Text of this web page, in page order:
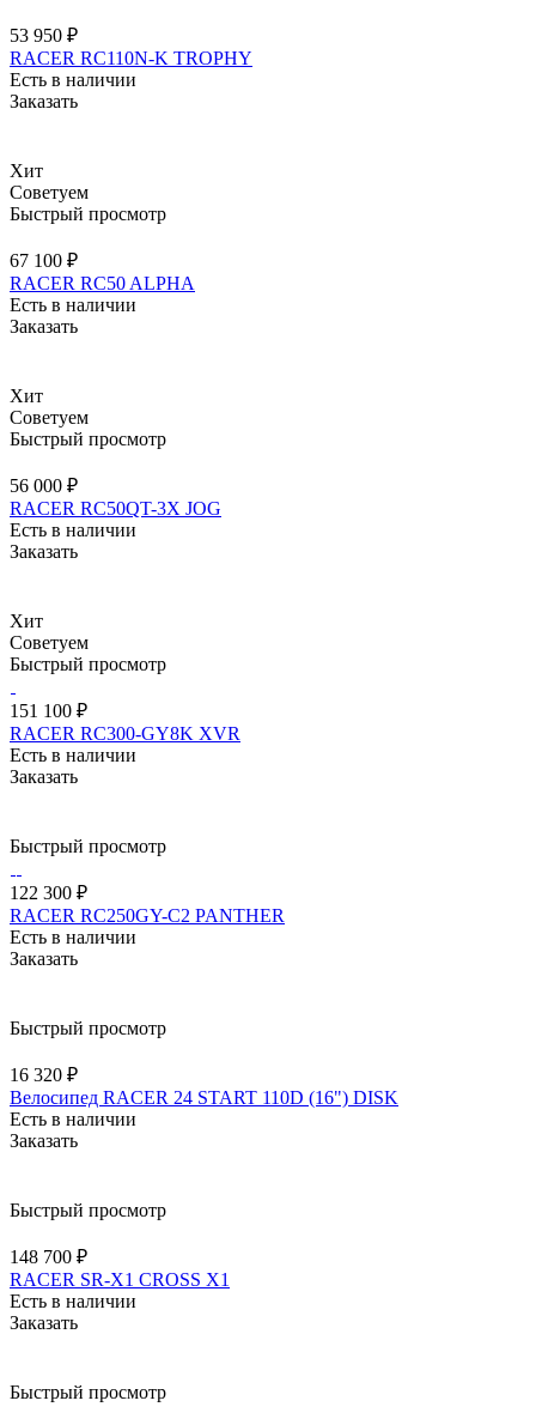
53 950 ₽
RACER RC110N-K TROPHY
Есть в наличии
Заказать
Хит
Советуем
Быстрый просмотр
67 100 ₽
RACER RC50 ALPHA
Есть в наличии
Заказать
Хит
Советуем
Быстрый просмотр
56 000 ₽
RACER RC50QT-3X JOG
Есть в наличии
Заказать
Хит
Советуем
Быстрый просмотр
151 100 ₽
RACER RC300-GY8K XVR
Есть в наличии
Заказать
Быстрый просмотр
122 300 ₽
RACER RC250GY-C2 PANTHER
Есть в наличии
Заказать
Быстрый просмотр
16 320 ₽
Велосипед RACER 24 START 110D (16") DISK
Есть в наличии
Заказать
Быстрый просмотр
148 700 ₽
RACER SR-X1 CROSS X1
Есть в наличии
Заказать
Быстрый просмотр